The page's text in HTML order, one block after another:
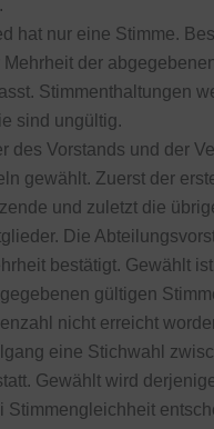
hat nur eine Stimme.
Mehrheit der
Stimmenthaltungen
sind ungültig.
des Vorstands und der
gewählt. Zuerst der
und zuletzt die
Die
bestätigt. Gewählt
gültigen
nicht erreicht
eine Stichwahl
Gewählt wird
Stimmengleichheit